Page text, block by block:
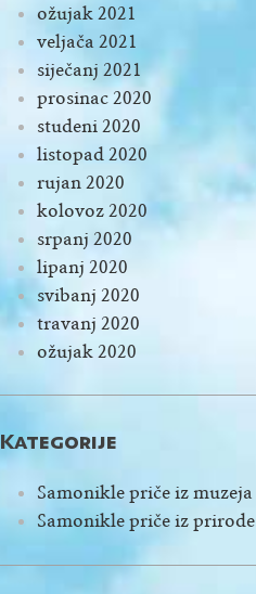
ožujak 2021
veljača 2021
siječanj 2021
prosinac 2020
studeni 2020
listopad 2020
rujan 2020
kolovoz 2020
srpanj 2020
lipanj 2020
svibanj 2020
travanj 2020
ožujak 2020
Kategorije
Samonikle priče iz muzeja
Samonikle priče iz prirode